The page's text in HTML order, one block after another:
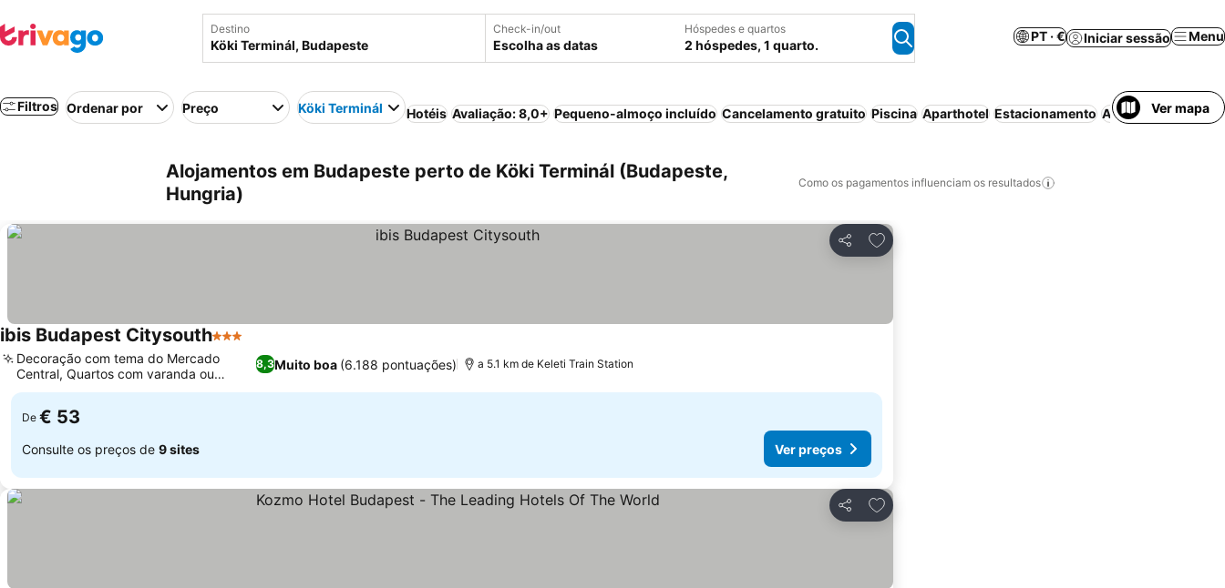
Destino Check-in/out
Escolha as datas
Hóspedes e quartos
2 hóspedes, 1 quarto.
PT · € Iniciar sessão Menu
Filtros Ordenar por Preço Köki Terminál Hotéis Avaliação: 8,0+ Pequeno-almoço incluído Cancelamento gratuito Piscina Aparthotel Estacionamento Ar condicionado
Ver mapa
Alojamentos em Budapeste perto de Köki Terminál (Budapeste,
Hungria)
Como os pagamentos influenciam os resultados
Partilhar
Adicionar aos favoritos
ibis Budapest Citysouth3 Estrelas
8,3Muito boa (6.188 pontuações)
Decoração com tema do Mercado
Central, Quartos com varanda ou
terraço privativo
a 5.1 km de Keleti Train Station
De € 53
Consulte os preços de 9 sites Ver preços
Partilhar
Adicionar aos favoritos